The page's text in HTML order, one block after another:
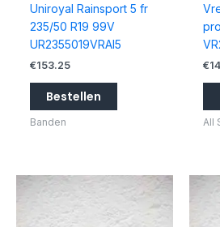
Uniroyal Rainsport 5 fr
235/50 R19 99V
UR2355019VRAI5
€153.25
Bestellen
Banden
€
All